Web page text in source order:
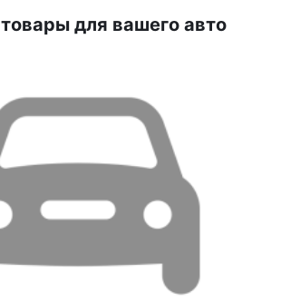
товары для вашего авто